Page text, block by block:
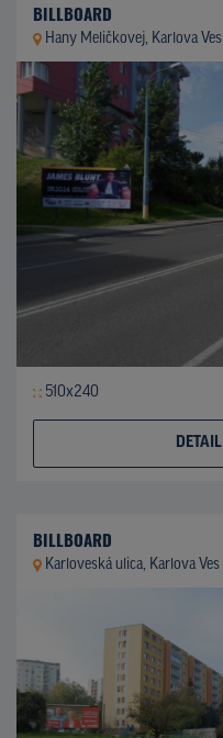
BILLBOARD
Hany Meličkovej, Karlova Ves
510x240
DETAIL
BILLBOARD
Karloveská ulica, Karlova Ves